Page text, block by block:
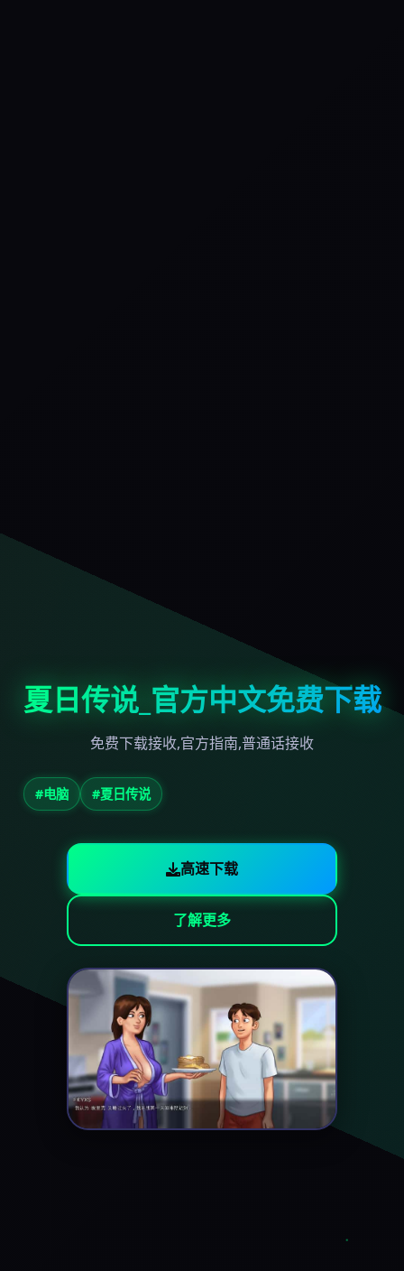
夏日传说_官方中文免费下载
免费下载接收,官方指南,普通话接收
#电脑 #夏日传说
高速下载
了解更多